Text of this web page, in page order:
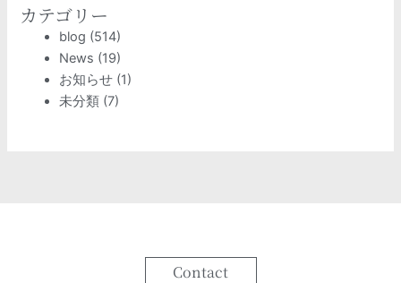
カテゴリー
blog (514)
News (19)
お知らせ (1)
未分類 (7)
Contact